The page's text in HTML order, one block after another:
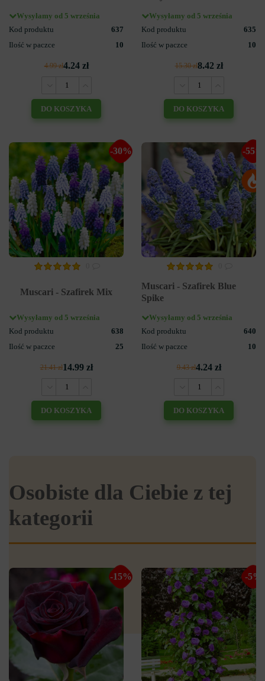
Wysyłamy od 5 września
Kod produktu
637
Ilość w paczce
10
4.99 zł4.24 zł
DO KOSZYKA
Wysyłamy od 5 września
Kod produktu
635
Ilość w paczce
10
15.30 zł8.42 zł
DO KOSZYKA
-30%
Muscari - Szafirek Mix
Wysyłamy od 5 września
Kod produktu
638
Ilość w paczce
25
21.41 zł14.99 zł
DO KOSZYKA
-55%
Muscari - Szafirek Blue
Spike
Wysyłamy od 5 września
Kod produktu
640
Ilość w paczce
10
9.43 zł4.24 zł
DO KOSZYKA
Osobiste dla Ciebie z tej
kategorii
-15% -5%